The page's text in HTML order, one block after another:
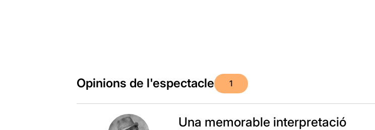
Opinions de l'espectacle 1
Una memorable interpretació